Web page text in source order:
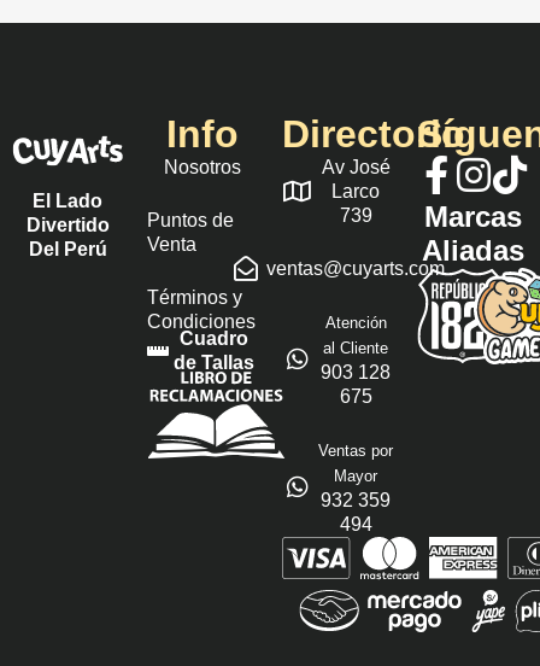
El Lado
Divertido
Del Perú
Info
Nosotros
Puntos de
Venta
Términos y
Condiciones
Cuadro
de Tallas
Directorio
Av José
Larco
739
ventas@cuyarts.com
Atención
al Cliente
903 128
675
Ventas por
Mayor
932 359
494
Marcas
Aliadas